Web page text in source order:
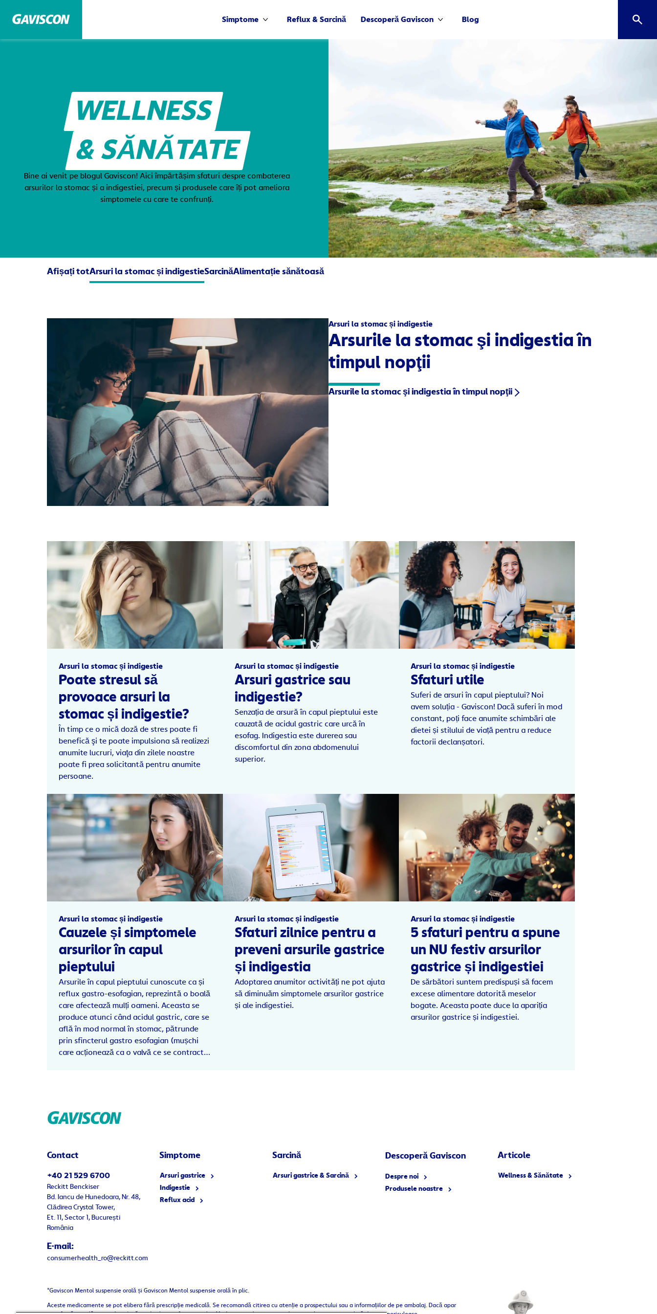
Simptome Reflux & Sarcină Descoperă Gaviscon
Mai multe Descoperă Gaviscon
Blog
WELLNESS
& SĂNĂTATE
Bine ai venit pe blogul Gaviscon! Aici împărtășim sfaturi despre combaterea
arsurilor la stomac și a indigestiei, precum și produsele care îți pot ameliora
simptomele cu care te confrunți.
Afișați totArsuri la stomac și indigestieSarcinăAlimentație sănătoasă
Arsuri la stomac și indigestie
Arsurile la stomac şi indigestia în
timpul nopţii
Arsurile la stomac şi indigestia în timpul nopţii
Arsuri la stomac și indigestie
Poate stresul să
provoace arsuri la
stomac și indigestie?
În timp ce o mică doză de stres poate fi
benefică şi te poate impulsiona să realizezi
anumite lucruri, viaţa din zilele noastre
poate fi prea solicitantă pentru anumite
persoane.
Arsuri la stomac și indigestie
Arsuri gastrice sau
indigestie?
Senzația de arsură în capul pieptului este
cauzată de acidul gastric care urcă în
esofag. Indigestia este durerea sau
discomfortul din zona abdomenului
superior.
Arsuri la stomac și indigestie
Sfaturi utile
Suferi de arsuri în capul pieptului? Noi
avem soluția - Gaviscon! Dacă suferi în mod
constant, poți face anumite schimbări ale
dietei și stilului de viață pentru a reduce
factorii declanșatori.
Arsuri la stomac și indigestie
Cauzele și simptomele
arsurilor în capul
pieptului
Arsurile în capul pieptului cunoscute ca și
reflux gastro-esofagian, reprezintă o boală
care afectează mulți oameni. Aceasta se
produce atunci când acidul gastric, care se
află în mod normal în stomac, pătrunde
prin sfincterul gastro esofagian (mușchi
care acționează ca o valvă ce se contractă
Arsuri la stomac și indigestie
Sfaturi zilnice pentru a
preveni arsurile gastrice
și indigestia
Adoptarea anumitor activități ne pot ajuta
să diminuăm simptomele arsurilor gastrice
și ale indigestiei.
Arsuri la stomac și indigestie
5 sfaturi pentru a spune
un NU festiv arsurilor
gastrice și indigestiei
De sărbători suntem predispuși să facem
excese alimentare datorită meselor
bogate. Aceasta poate duce la apariția
arsurilor gastrice și indigestiei.
Contact
+40 21 529 6700
Reckitt Benckiser
Bd. Iancu de Hunedoara, Nr. 48,
Clădirea Crystal Tower,
Et. 11, Sector 1, București
România
E-mail:
consumerhealth_ro@reckitt.com
Simptome
Arsuri gastrice
Indigestie
Reflux acid
Sarcină
Arsuri gastrice & Sarcină
Descoperă Gaviscon
Despre noi
Produsele noastre
Articole
Wellness & Sănătate
*Gaviscon Mentol suspensie orală și Gaviscon Mentol suspensie orală în plic.
Aceste medicamente se pot elibera fără prescripție medicală. Se recomandă citirea cu atenție a prospectului sau a informațiilor de pe ambalaj. Dacă apar